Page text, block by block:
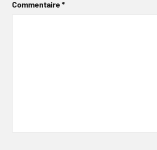
Commentaire*